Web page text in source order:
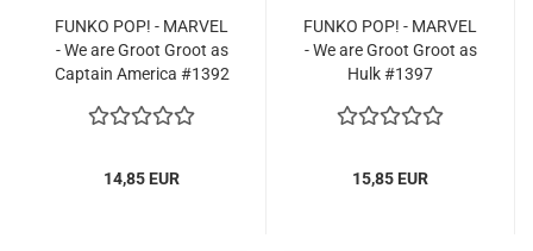
FUNKO POP! - MAR­VEL
- We are Groot Groot as
Cap­tain Ame­ri­ca #1392
14,85 EUR
FUNKO POP! - MAR­VEL
- We are Groot Groot as
Hulk #1397
15,85 EUR